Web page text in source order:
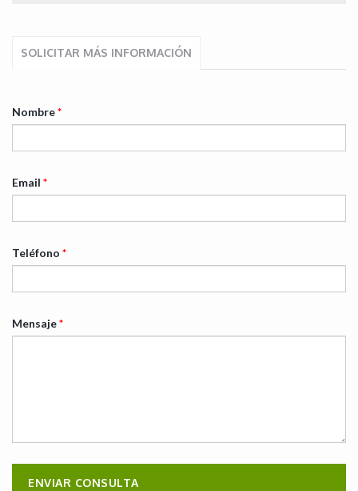
SOLICITAR MÁS INFORMACIÓN
Nombre*
Email *
Teléfono *
Mensaje*